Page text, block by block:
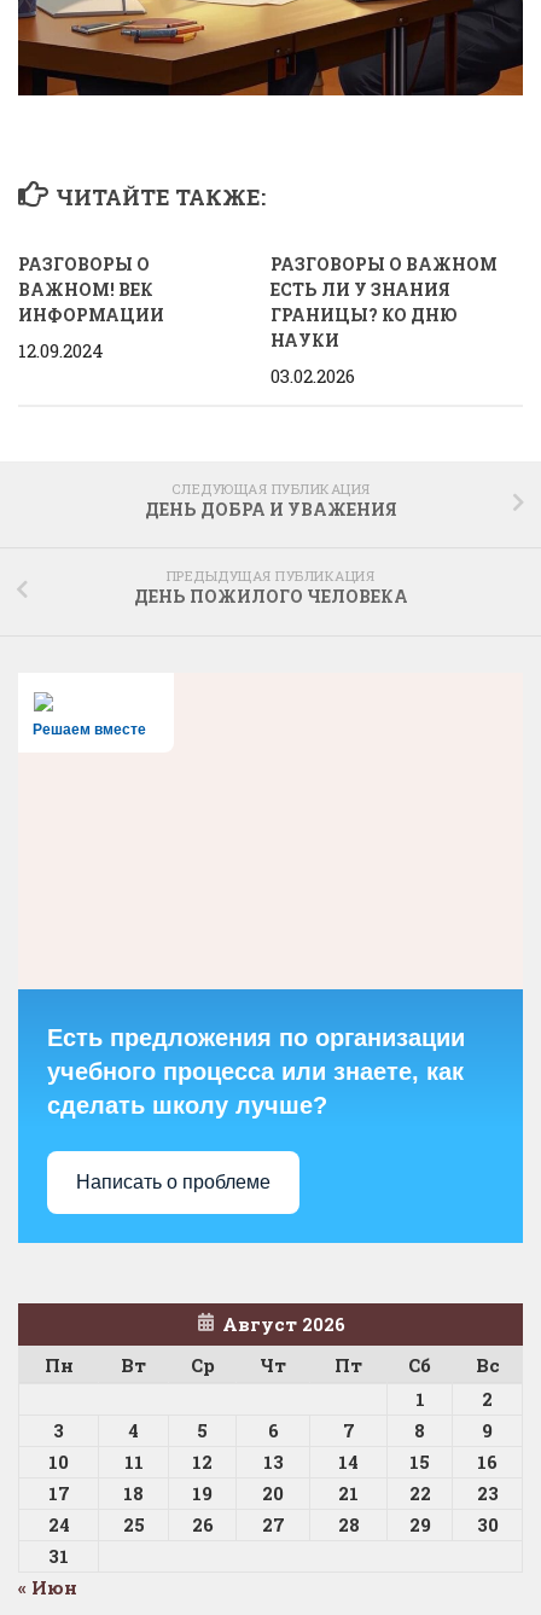
ЧИТАЙТЕ ТАКЖЕ:
РАЗГОВОРЫ О
ВАЖНОМ! ВЕК
ИНФОРМАЦИИ
12.09.2024
РАЗГОВОРЫ О ВАЖНОМ
ЕСТЬ ЛИ У ЗНАНИЯ
ГРАНИЦЫ? КО ДНЮ
НАУКИ
03.02.2026
СЛЕДУЮЩАЯ ПУБЛИКАЦИЯ
ДЕНЬ ДОБРА И УВАЖЕНИЯ
ПРЕДЫДУЩАЯ ПУБЛИКАЦИЯ
ДЕНЬ ПОЖИЛОГО ЧЕЛОВЕКА
Решаем вместе
Есть предложения по организации
учебного процесса или знаете, как
сделать школу лучше?
Написать о проблеме
Август 2026
Пн
Вт Ср Чт Пт Сб
Вс
1
2
3
4 5 6 7 8
9
10
11 12 13 14 15
16
17
18 19 20 21 22
23
24
25 26 27 28 29
30
31
« Июн